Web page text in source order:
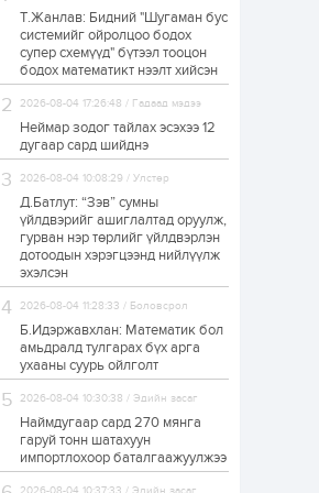
УИХ-ын дарга
С.Бямбацогт төрийг
төлөөлөн Сутай
хайрхны тэнгэрийг
тахих төрийн
тахилгад оролцлоо
21 цаг 2
“Хотын дарга сонсож
байна” 150150 тусгай
дугаарыг
наймдугаар сарын
14-нөөс ажиллуулж...
21 цаг 0 0
“Чингис хаан” олон
руу нийтийн тээврийн
автобус 24 цагаар
1 өдөр 1
Нийслэлийн
бүртгэл энэ сарын 10-
нд эхэлнэ
1 өдөр 0 0
Т.Жанлав: Бидний "Шугаман бус
системийг ойролцоо бодох
супер схемүүд" бүтээл тооцон
бодох математикт нээлт хийсэн
2026-08-04 17:26:48 / Гадаад мэдээ
Неймар зодог тайлах эсэхээ 12
дугаар сард шийднэ
2026-08-04 10:08:29 / Улстөр
Д.Батлут: “Зэв” сумны
үйлдвэрийг ашиглалтад оруулж,
гурван нэр төрлийг үйлдвэрлэн
дотоодын хэрэгцээнд нийлүүлж
эхэлсэн
2026-08-04 11:28:33 / Боловсрол
Б.Идэржавхлан: Математик бол
амьдралд тулгарах бүх арга
ухааны суурь ойлголт
2026-08-04 10:30:38 / Эдийн засаг
Наймдугаар сард 270 мянга
гаруй тонн шатахуун
импортлохоор баталгаажуулжээ